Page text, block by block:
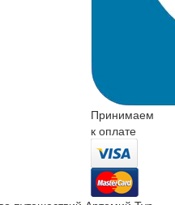
Принимаем
к оплате